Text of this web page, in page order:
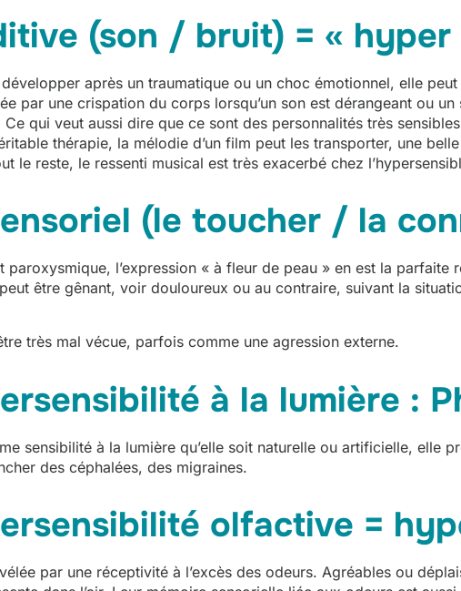
(son / bruit) = « hyper
après un traumatique ou un choc émotionnel, elle
par une crispation du corps lorsqu’un son est dérangeant ou
qui veut aussi dire que ce sont des personnalités très
thérapie, la mélodie d’un film peut les transporter, une
le reste, le ressenti musical est très exacerbé chez
(le toucher / la
paroxysmique, l’expression « à fleur de peau » en est la
être gênant, voir douloureux ou au contraire, suivant la
très mal vécue, parfois comme une agression externe.
à la lumière :
sensibilité à la lumière qu’elle soit naturelle ou artificielle, elle
des céphalées, des migraines.
olfactive =
par une réceptivité à l’excès des odeurs. Agréables ou